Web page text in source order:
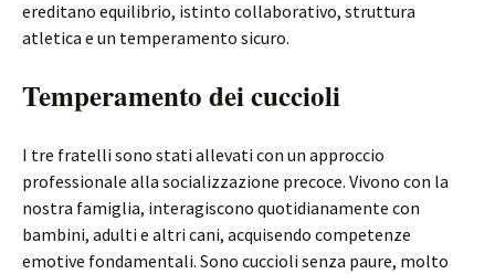
ereditano equilibrio, istinto collaborativo, struttura
atletica e un temperamento sicuro.
Temperamento dei cuccioli
I tre fratelli sono stati allevati con un approccio
professionale alla socializzazione precoce. Vivono con la
nostra famiglia, interagiscono quotidianamente con
bambini, adulti e altri cani, acquisendo competenze
emotive fondamentali. Sono cuccioli senza paure, molto